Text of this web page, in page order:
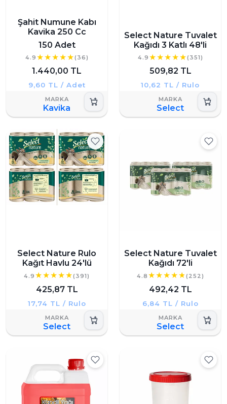
Şahit Numune Kabı
Kavika 250 Cc
150 Adet
4.9 (36)
1.440,00 TL
9,60 TL / Adet
Kavika
Select Nature Tuvalet
Kağıdı 3 Katlı 48'li
4.9 (351)
509,82 TL
10,62 TL / Rulo
Select
Select Nature Rulo
Kağıt Havlu 24'lü
4.9 (391)
425,87 TL
17,74 TL / Rulo
Select
Select Nature Tuvalet
Kağıdı 72'li
4.8 (252)
492,42 TL
6,84 TL / Rulo
Select